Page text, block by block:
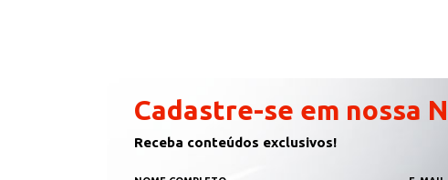
Cadastre-se em nossa
Receba conteúdos exclusivos!